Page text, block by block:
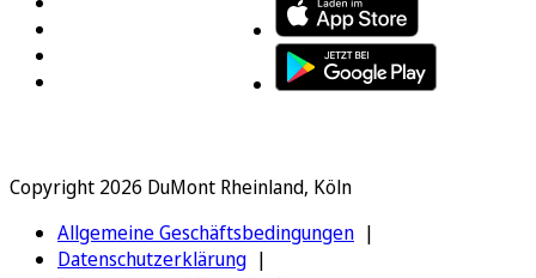
Copyright 2026 DuMont Rheinland, Köln
Allgemeine Geschäftsbedingungen
Datenschutzerklärung